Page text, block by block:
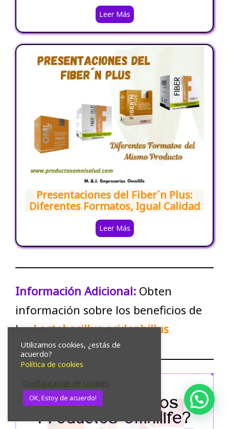
Leer Más
Presentaciones del Fiber´n Plus:
Diferentes Formatos, Igual Calidad
Leer Más
Información Adicional: Obten
información sobre los beneficios de
losLactobacillus acidophillus
Utilizamos cookies, ¿estás de
acuerdo?
Política de cookies
Configuración de cookies
OK, Estoy de acuerdo!